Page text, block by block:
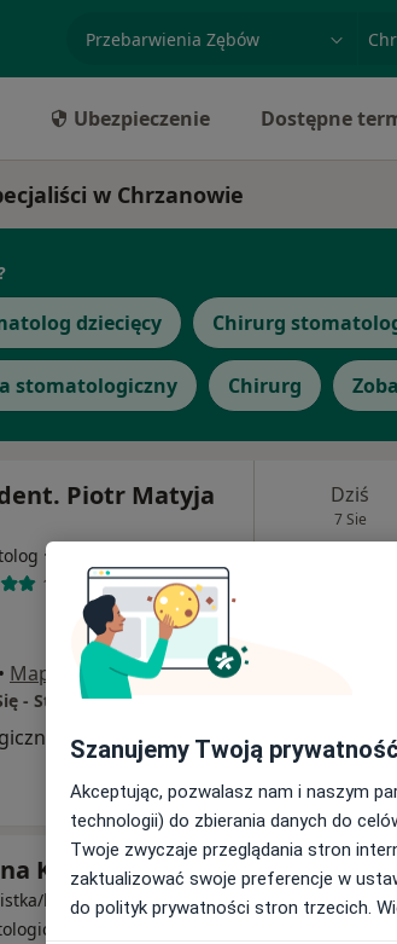
specjalizacja, badanie lub nazwisko
Ubezpieczenie Dostępne
w Chrzanowie
dziecięcy Chirurg
stomatologiczny Chirurg
Piotr Matyja
·
137 opinii
• Mapa
200 zł
Dziś
7 Sie
Kosowska
higienista
Dziś
Szanujemy Twoją prywatność
Akceptując, pozwalasz nam i naszym
technologii) do zbierania danych do
Twoje zwyczaje przeglądania stron
zaktualizować swoje preferencje w
do polityk prywatności stron trzecich.